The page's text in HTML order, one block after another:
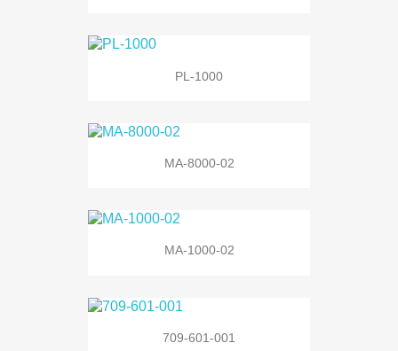
PL-1000
MA-8000-02
MA-1000-02
709-601-001